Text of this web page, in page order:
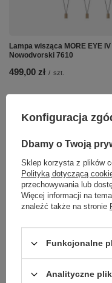
Lampa wisząca MORE EYE
Nowodvorski 7610
499,00 zł / szt.
Potrzebujesz
chcesz lepszą
Konfiguracja
Dbamy o Twoją
Sklep korzysta z plików
Polityką dotyczącą
przechowywania lub
Więcej informacji na
znaleźć także na stronie
Funkcjonalne
Analityczne